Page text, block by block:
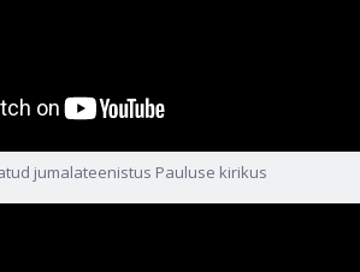
jumalateenistus Pauluse kirikus